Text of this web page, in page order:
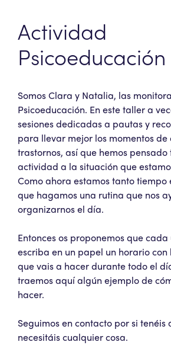
Actividad
Psicoeducación
Somos Clara y Natalia, las
Psicoeducación. En este taller a
sesiones dedicadas a pautas y
para llevar mejor los momentos de
trastornos, así que hemos
actividad a la situación que
Como ahora estamos tanto tiempo
que hagamos una rutina que nos
organizarnos el día.
Entonces os proponemos que
escriba en un papel un horario
que vais a hacer durante todo el
traemos aquí algún ejemplo de
hacer.
Seguimos en contacto por si
necesitáis cualquier cosa.